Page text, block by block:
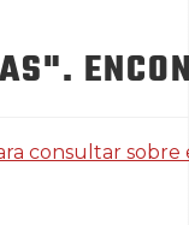
consultar sobre